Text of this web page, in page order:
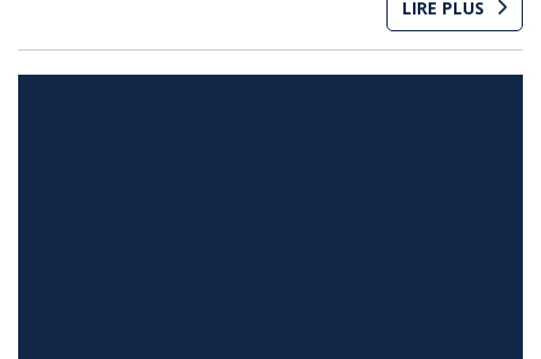
LIRE PLUS